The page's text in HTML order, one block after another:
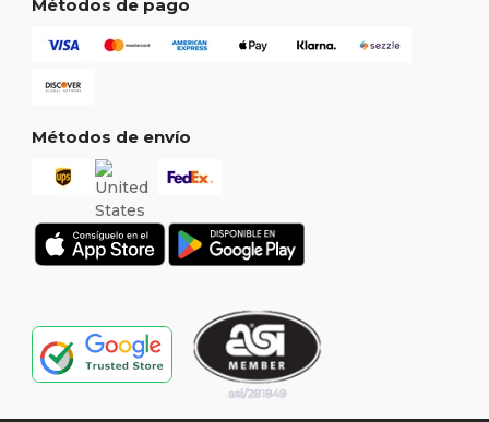
Métodos de pago
Métodos de envío